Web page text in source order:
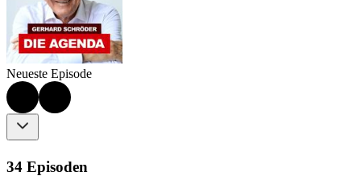
Neueste Episode
34 Episoden